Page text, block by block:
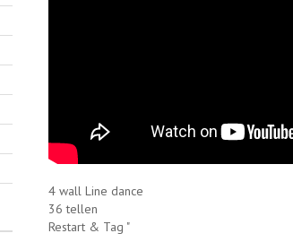
4 wall Line dance
36 tellen
Restart & Tag "